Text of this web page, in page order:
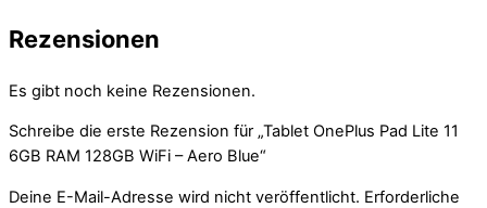
Rezensionen
Es gibt noch keine Rezensionen.
Schreibe die erste Rezension für „Tablet OnePlus Pad Lite 11
6GB RAM 128GB WiFi – Aero Blue“
Deine E-Mail-Adresse wird nicht veröffentlicht. Erforderliche